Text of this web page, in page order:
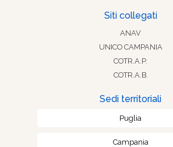
Siti collegati
ANAV
UNICO CAMPANIA
COTR.A.P.
COTR.A.B.
Sedi territoriali
Puglia
Campania